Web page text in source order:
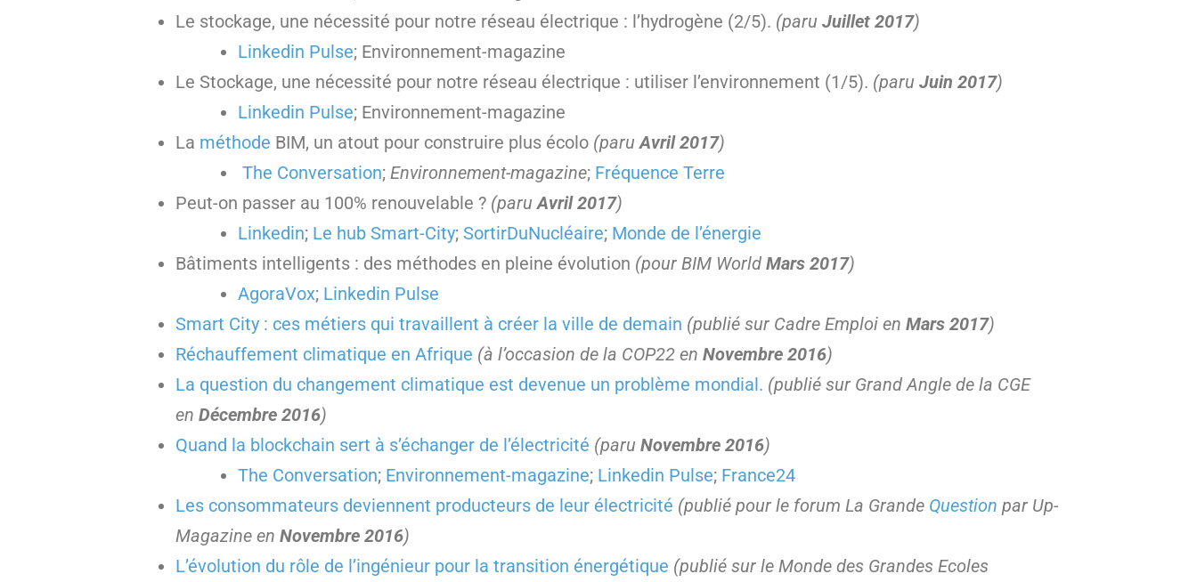
Le stockage, une nécessité pour notre réseau électrique : l’hydrogène (2/5). (paru Juillet 2017)
Linkedin Pulse; Environnement-magazine
Le Stockage, une nécessité pour notre réseau électrique : utiliser l’environnement (1/5). (paru Juin 2017)
Linkedin Pulse; Environnement-magazine
La méthode BIM, un atout pour construire plus écolo (paruAvril 2017)
The Conversation; Environnement-magazine; Fréquence Terre
Peut-on passer au 100% renouvelable ? (paruAvril 2017)
Linkedin; Le hub Smart-City; SortirDuNucléaire; Monde de l’énergie
Bâtiments intelligents : des méthodes en pleine évolution (pour BIM World Mars 2017)
AgoraVox; Linkedin Pulse
Smart City : ces métiers qui travaillent à créer la ville de demain (publié sur Cadre Emploi en Mars 2017)
Réchauffement climatique en Afrique (à l’occasion de la COP22 en Novembre 2016)
La question du changement climatique est devenue un problème mondial. (publié sur Grand Angle de la CGE
en Décembre 2016)
Quand la blockchain sert à s’échanger de l’électricité (paru Novembre 2016)
The Conversation; Environnement-magazine; Linkedin Pulse; France24
Les consommateurs deviennent producteurs de leur électricité (publié pour le forum La Grande Question par Up-
Magazine en Novembre 2016)
L’évolution du rôle de l’ingénieur pour la transition énergétique (publié sur le Monde des Grandes Ecoles